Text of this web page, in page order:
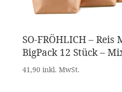
SO-FRÖHLICH – Reis
BigPack 12 Stück –
41,90 inkl. MwSt.